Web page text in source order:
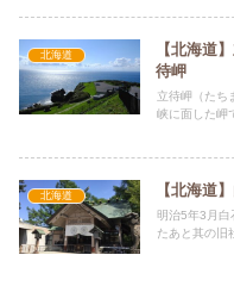
北海道
【北海道
待岬
立待岬（たち
峡に面した岬
北海道 【北海道
明治5年3月白
たあと其の旧